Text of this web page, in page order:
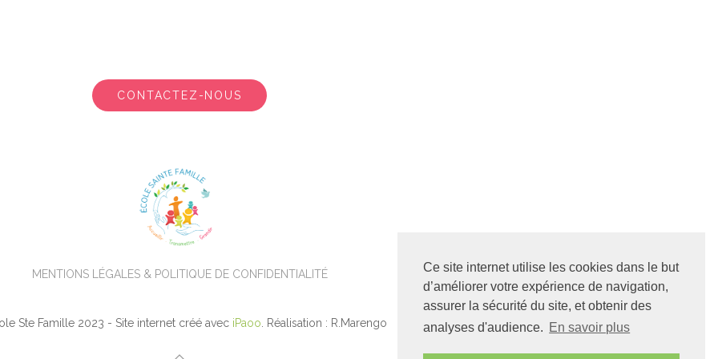
Ce site internet utilise les cookies dans le but
d’améliorer votre expérience de navigation,
assurer la sécurité du site, et obtenir des
analyses d'audience. En savoir plus
CONTACTEZ-NOUS
MENTIONS LÉGALES & POLITIQUE DE CONFIDENTIALITÉ
Ste Famille 2023 - Site internet créé avec iPaoo . Réalisation : R.Marengo